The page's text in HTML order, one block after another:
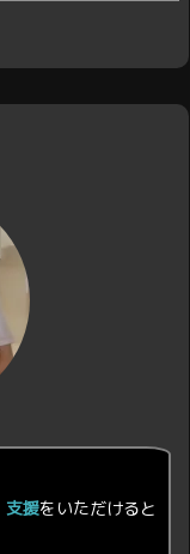
支援をいただけると